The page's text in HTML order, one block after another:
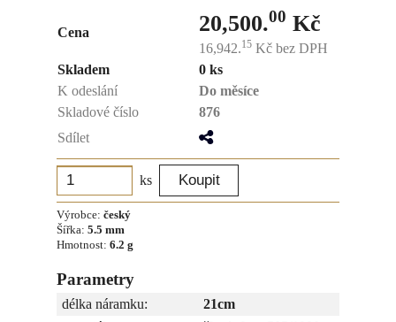
Cena 20,500.00 Kč
16,942.15 Kč bez DPH
Skladem
0 ks
K odeslání
Do měsíce
Skladové číslo
876
Sdílet
ks
Výrobce: český
Šířka: 5.5 mm
Hmotnost: 6.2 g
Parametry
délka náramku:
21cm